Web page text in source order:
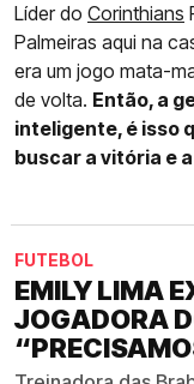
Líder do Corinthians
Palmeiras aqui na
era um jogo mata-
de volta. Então, a
inteligente, é isso
buscar a vitória e
FUTEBOL
EMILY LIMA
JOGADORA